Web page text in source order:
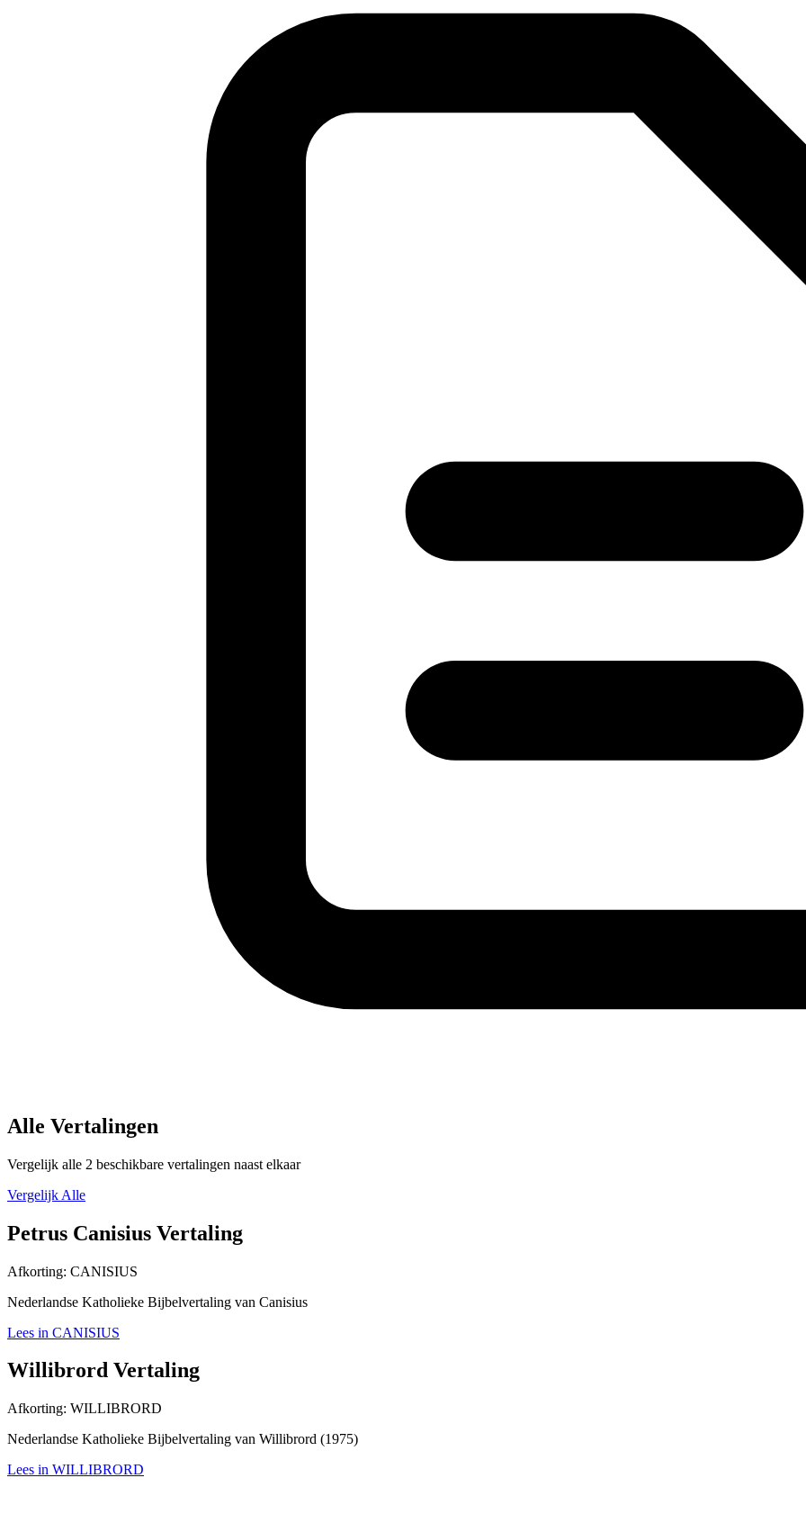
Alle Vertalingen
Vergelijk alle 2 beschikbare vertalingen naast elkaar
Vergelijk Alle
Petrus Canisius Vertaling
Afkorting: CANISIUS
Nederlandse Katholieke Bijbelvertaling van Canisius
Lees in CANISIUS
Willibrord Vertaling
Afkorting: WILLIBRORD
Nederlandse Katholieke Bijbelvertaling van Willibrord (1975)
Lees in WILLIBRORD